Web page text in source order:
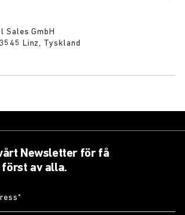
Sales GmbH
Linz, Tyskland
Newsletter för få
av alla.
*